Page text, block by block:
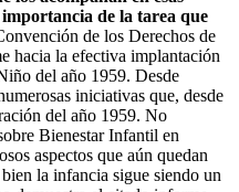
de la tarea que
de los Derechos de
hacia la efectiva implantación
del año 1959. Desde
iniciativas que, desde
del año 1959. No
Bienestar Infantil en
aspectos que aún quedan
la infancia sigue siendo un